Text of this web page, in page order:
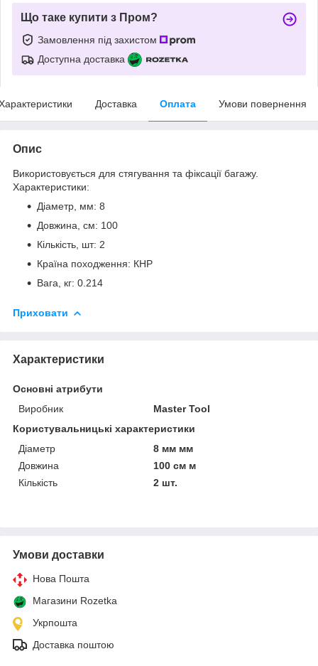
Що таке купити з Пром?
Замовлення під захистом
Доступна доставка
Доставка Оплата Умови повернення
Опис
Використовується для стягування та фіксації багажу.
Характеристики:
Діаметр, мм: 8
Довжина, см: 100
Кількість, шт: 2
Країна походження: КНР
Вага, кг: 0.214
Приховати
Характеристики
Основні атрибути
Виробник
Master Tool
Користувальницькі характеристики
Діаметр
8 мм мм
Довжина
100 см м
Кількість
2 шт.
Умови доставки
Нова Пошта
Магазини Rozetka
Укрпошта
Доставка поштою